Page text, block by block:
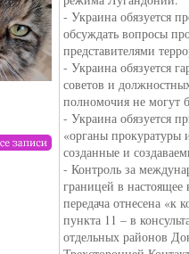
от drunktwi
- Украина обязуется
обсуждать вопросы
представителями
- Украина обязуется
советов и
полномочия не могут
- Украина обязуется
«органы прокуратуры
созданные и
- Контроль за
границей в настоящее
передача отнесена «к
пункта 11 – в
отдельных районов